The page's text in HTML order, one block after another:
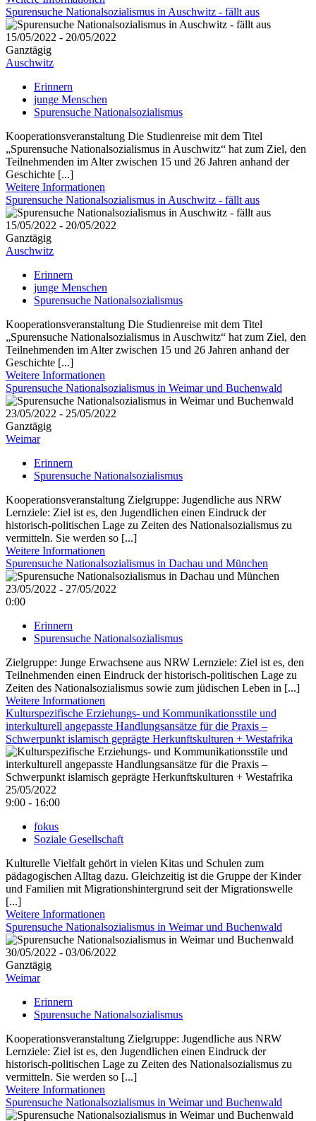
Spurensuche Nationalsozialismus in Auschwitz - fällt aus
15/05/2022 - 20/05/2022
Ganztägig
Auschwitz
Erinnern
junge Menschen
Spurensuche Nationalsozialismus
Kooperationsveranstaltung Die Studienreise mit dem Titel
„Spurensuche Nationalsozialismus in Auschwitz“ hat zum Ziel, den
Teilnehmenden im Alter zwischen 15 und 26 Jahren anhand der
Geschichte [...]
Weitere Informationen
Spurensuche Nationalsozialismus in Auschwitz - fällt aus
15/05/2022 - 20/05/2022
Ganztägig
Auschwitz
Erinnern
junge Menschen
Spurensuche Nationalsozialismus
Kooperationsveranstaltung Die Studienreise mit dem Titel
„Spurensuche Nationalsozialismus in Auschwitz“ hat zum Ziel, den
Teilnehmenden im Alter zwischen 15 und 26 Jahren anhand der
Geschichte [...]
Weitere Informationen
Spurensuche Nationalsozialismus in Weimar und Buchenwald
23/05/2022 - 25/05/2022
Ganztägig
Weimar
Erinnern
Spurensuche Nationalsozialismus
Kooperationsveranstaltung Zielgruppe: Jugendliche aus NRW
Lernziele: Ziel ist es, den Jugendlichen einen Eindruck der
historisch-politischen Lage zu Zeiten des Nationalsozialismus zu
vermitteln. Sie werden so [...]
Weitere Informationen
Spurensuche Nationalsozialismus in Dachau und München
23/05/2022 - 27/05/2022
0:00
Erinnern
Spurensuche Nationalsozialismus
Zielgruppe: Junge Erwachsene aus NRW Lernziele: Ziel ist es, den
Teilnehmenden einen Eindruck der historisch-politischen Lage zu
Zeiten des Nationalsozialismus sowie zum jüdischen Leben in [...]
Weitere Informationen
Kulturspezifische Erziehungs- und Kommunikationsstile und
interkulturell angepasste Handlungsansätze für die Praxis –
Schwerpunkt islamisch geprägte Herkunftskulturen + Westafrika
25/05/2022
9:00 - 16:00
fokus
Soziale Gesellschaft
Kulturelle Vielfalt gehört in vielen Kitas und Schulen zum
pädagogischen Alltag dazu. Gleichzeitig ist die Gruppe der Kinder
und Familien mit Migrationshintergrund seit der Migrationswelle
[...]
Weitere Informationen
Spurensuche Nationalsozialismus in Weimar und Buchenwald
30/05/2022 - 03/06/2022
Ganztägig
Weimar
Erinnern
Spurensuche Nationalsozialismus
Kooperationsveranstaltung Zielgruppe: Jugendliche aus NRW
Lernziele: Ziel ist es, den Jugendlichen einen Eindruck der
historisch-politischen Lage zu Zeiten des Nationalsozialismus zu
vermitteln. Sie werden so [...]
Weitere Informationen
Spurensuche Nationalsozialismus in Weimar und Buchenwald